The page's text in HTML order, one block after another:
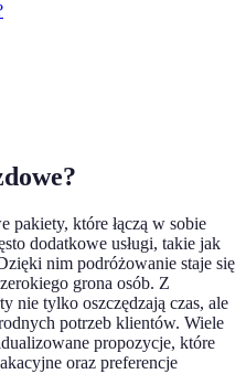
które łączą w sobie
dodatkowe usługi, takie jak
nim podróżowanie staje się
grona osób. Z
nie tylko oszczędzają czas, ale
potrzeb klientów. Wiele
propozycje, które
oraz preferencje